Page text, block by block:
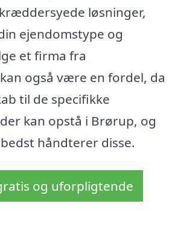
løsninger,
ejendomstype og
et firma fra
også være en fordel, da
til de specifikke
kan opstå i Brørup, og
håndterer disse.
og uforpligtende